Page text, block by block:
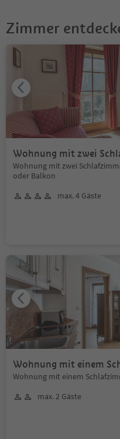
Zimmer
Wohnung mit zwei
Wohnung mit zwei
oder Balkon
max. 4 Gäste
Wohnung mit einem
Wohnung mit einem
max. 2 Gäste